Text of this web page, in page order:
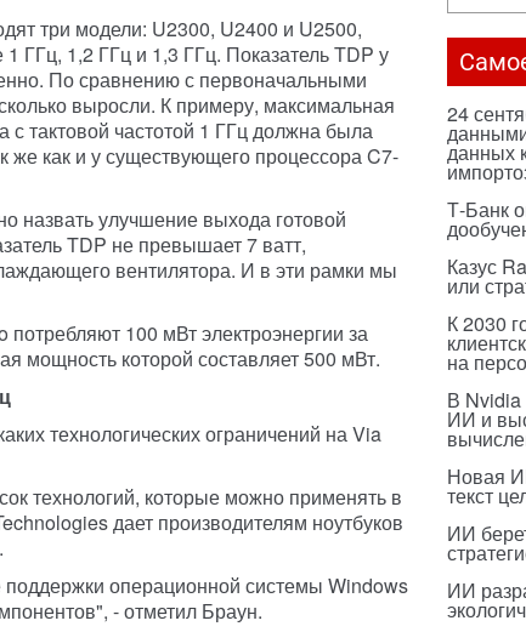
три модели: U2300, U2400 и U2500,
ГГц, 1,2 ГГц и 1,3 ГГц. Показатель TDP у
По сравнению с первоначальными
выросли. К примеру, максимальная
тактовой частотой 1 ГГц должна была
же как и у существующего процессора C7-
назвать улучшение выхода готовой
TDP не превышает 7 ватт,
вентилятора. И в эти рамки мы
100 мВт электроэнергии за
мощность которой составляет 500 мВт.
технологических ограничений на Via
технологий, которые можно применять в
дает производителям ноутбуков
поддержки операционной системы Windows
- отметил Браун.
24
данных
Т-Банк
Казус
или
К 2030
на
В Nvidia
ИИ и
Новая
текст
ИИ
ИИ